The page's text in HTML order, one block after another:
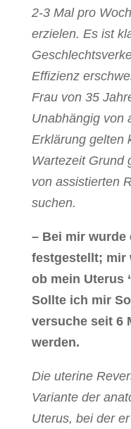
2-3 Mal pro
erzielen. Es ist
Effizienz
Frau von 35
Unabhängig von
Erklärung gelten
Wartezeit Grund
von assistierten
suchen.
– Bei mir wurde
festgestellt; mir
ob mein Uterus
Sollte ich mir
versuche seit 6
werden.
Die uterine
Variante der
Uterus, bei der